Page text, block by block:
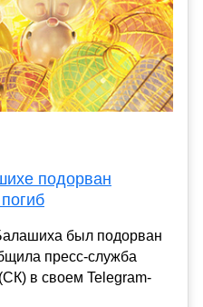
подорван
был подорван
пресс-служба
в своем Telegram-